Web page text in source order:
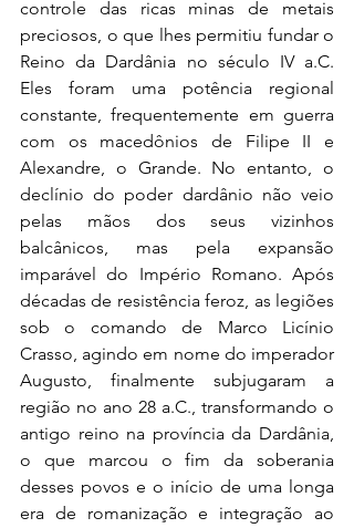
controle das ricas minas de metais
preciosos, o que lhes permitiu fundar o
Reino da Dardânia no século IV a.C.
Eles foram uma potência regional
constante, frequentemente em guerra
com os macedônios de Filipe II e
Alexandre, o Grande. No entanto, o
declínio do poder dardânio não veio
pelas mãos dos seus vizinhos
balcânicos, mas pela expansão
imparável do Império Romano. Após
décadas de resistência feroz, as legiões
sob o comando de Marco Licínio
Crasso, agindo em nome do imperador
Augusto, finalmente subjugaram a
região no ano 28 a.C., transformando o
antigo reino na província da Dardânia,
o que marcou o fim da soberania
desses povos e o início de uma longa
era de romanização e integração ao